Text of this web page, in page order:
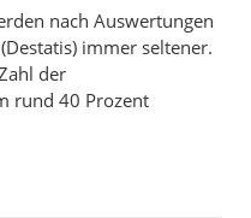
nach Auswertungen
immer seltener.
der
rund 40 Prozent